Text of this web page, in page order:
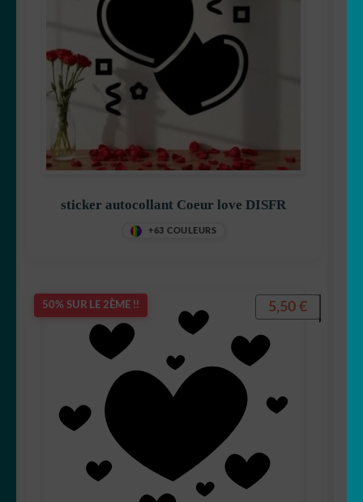
sticker autocollant Coeur love DISFR
+63 COULEURS
50% SUR LE 2ÈME !! 5,50 €